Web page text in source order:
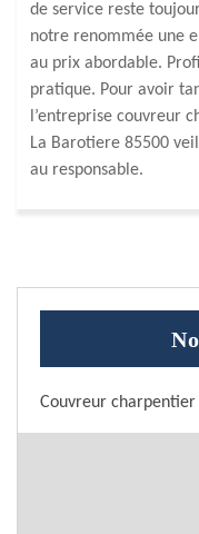
de service reste
notre renommée une
au prix abordable.
pratique. Pour avoir
l’entreprise couvreur
La Barotiere 85500
au responsable.
Couvreur